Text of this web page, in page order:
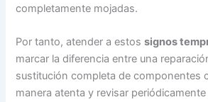
completamente mojadas.
Por tanto, atender a estossignos
marcar la diferencia entre una
sustitución completa de componentes
manera atenta y revisar